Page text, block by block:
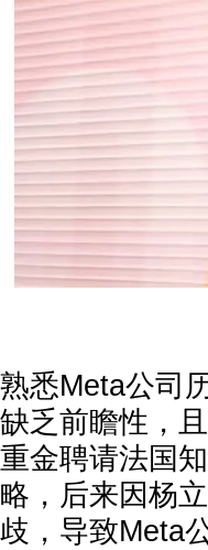
熟悉Meta公司
缺乏前瞻性，
重金聘请法国
略，后来因杨
歧，导致Meta